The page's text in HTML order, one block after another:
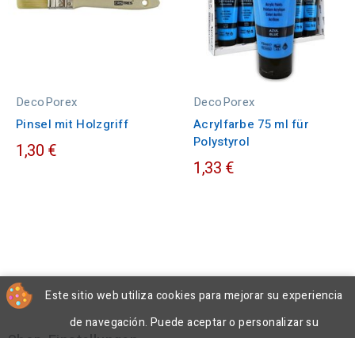
DecoPorex
Pinsel mit Holzgriff
1,30 €
DecoPorex
Acrylfarbe 75 ml für
Polystyrol
1,33 €
Este sitio web utiliza cookies para mejorar su experiencia
de navegación. Puede aceptar o personalizar su